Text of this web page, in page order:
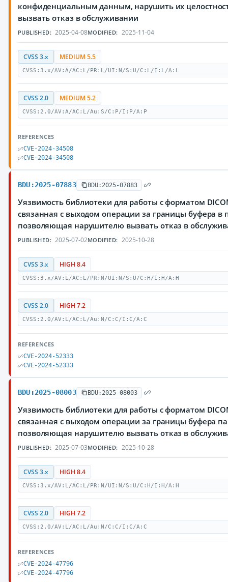
конфиденциальным данным, нарушить их
вызвать отказ в обслуживании
PUBLISHED: 2025-04-08MODIFIED: 2025-11-04
CVSS 3.x MEDIUM 5.5
CVSS:3.x/AV:A/AC:L/PR:L/UI:N/S:U/C:L/I:L/A:L
CVSS 2.0 MEDIUM 5.2
CVSS:2.0/AV:A/AC:L/Au:S/C:P/I:P/A:P
REFERENCES
CVE-2024-34508
CVE-2024-34508
BDU:2025-07883 BDU:2025-07883
Уязвимость библиотеки для работы с форматом
связанная с выходом операции за границы буфера в
позволяющая нарушителю вызвать отказ в
PUBLISHED: 2025-07-02MODIFIED: 2025-10-28
CVSS 3.x HIGH 8.4
CVSS:3.x/AV:L/AC:L/PR:N/UI:N/S:U/C:H/I:H/A:H
CVSS 2.0 HIGH 7.2
CVSS:2.0/AV:L/AC:L/Au:N/C:C/I:C/A:C
REFERENCES
CVE-2024-52333
CVE-2024-52333
BDU:2025-08003 BDU:2025-08003
Уязвимость библиотеки для работы с форматом
связанная с выходом операции за границы буфера
позволяющая нарушителю вызвать отказ в
PUBLISHED: 2025-07-03MODIFIED: 2025-10-28
CVSS 3.x HIGH 8.4
CVSS:3.x/AV:L/AC:L/PR:N/UI:N/S:U/C:H/I:H/A:H
CVSS 2.0 HIGH 7.2
CVSS:2.0/AV:L/AC:L/Au:N/C:C/I:C/A:C
REFERENCES
CVE-2024-47796
CVE-2024-47796